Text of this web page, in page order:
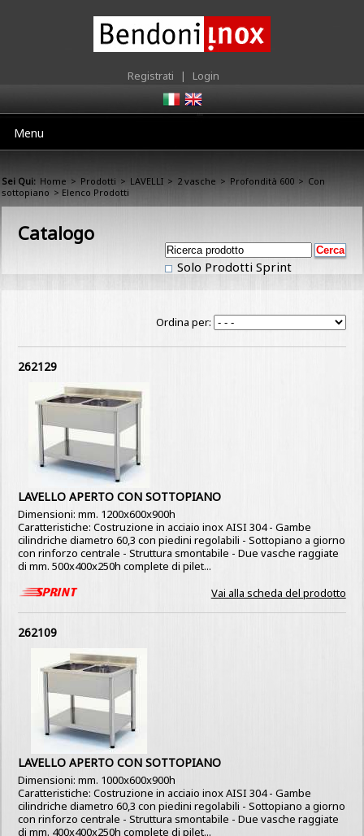
Registrati | Login
Menu
Sei Qui: Home > Prodotti > LAVELLI > 2 vasche > Profondità 600 > Con
sottopiano > Elenco Prodotti
Catalogo
Solo Prodotti Sprint
Ordina per:
262129
LAVELLO APERTO CON SOTTOPIANO
Dimensioni: mm. 1200x600x900h
Caratteristiche: Costruzione in acciaio inox AISI 304 - Gambe
cilindriche diametro 60,3 con piedini regolabili - Sottopiano a giorno
con rinforzo centrale - Struttura smontabile - Due vasche raggiate
di mm. 500x400x250h complete di pilet...
Vai alla scheda del prodotto
262109
LAVELLO APERTO CON SOTTOPIANO
Dimensioni: mm. 1000x600x900h
Caratteristiche: Costruzione in acciaio inox AISI 304 - Gambe
cilindriche diametro 60,3 con piedini regolabili - Sottopiano a giorno
con rinforzo centrale - Struttura smontabile - Due vasche raggiate
di mm. 400x400x250h complete di pilet...